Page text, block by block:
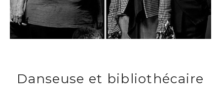
Danseuse et bibliothécaire